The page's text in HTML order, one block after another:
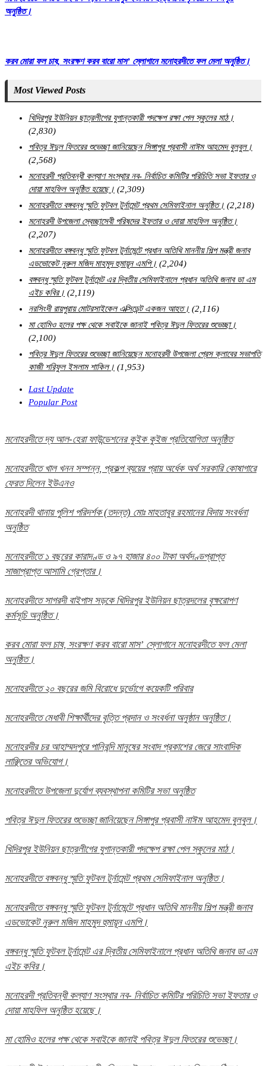
অনুষ্ঠিত।
করব মোরা ফল চাষ, সংরক্ষণ করব বারো মাস’ স্লোগানে মনোহরদীতে ফল মেলা অনুষ্ঠিত।
Most Viewed Posts
খিদিরপুর ইউনিয়ন ছাত্রলীগের যুগান্তকারী পদক্ষেপ রক্ষা পেল স্কুলের মাঠ।
(2,830)
পবিত্র ঈদুল ফিতরের শুভেচ্ছা জানিয়েছেন সিঙ্গাপুর প্রবাসী নাঈম আহমেদ বুলবুল।
(2,568)
মনোহরদী প্রতিবন্ধী কল্যাণ সংস্থার নব- নির্বাচিত কমিটির পরিচিতি সভা ইফতার ও
দোয়া মাহফিল অনুষ্ঠিত হয়েছে। (2,309)
মনোহরদীতে বঙ্গবন্ধু স্মৃতি ফুটবল টুর্নামেন্ট প্রথম সেমিফাইনাল অনুষ্ঠিত। (2,218)
মনোহরদী উপজেলা স্বেচ্ছাসেবী পরিষদের ইফতার ও দোয়া মাহফিল অনুষ্ঠিত।
(2,207)
মনোহরদীতে বঙ্গবন্ধু স্মৃতি ফুটবল টুর্নামেন্টে প্রধান অতিথি মাননীয় শিল্প মন্ত্রী জনাব
এডভোকেট নুরুল মজিদ মাহমুদ হুমায়ূন এমপি। (2,204)
বঙ্গবন্ধু স্মৃতি ফুটবল টুর্নামেন্ট এর দ্বিতীয় সেমিফাইনালে প্রধান অতিথি জনাব ডা এম
এইচ কবির। (2,119)
নরসিংদী রায়পুরায় মোটরসাইকেল এক্সিডেন্ট একজন আহত। (2,116)
মা হোমিও হলের পক্ষ থেকে সবাইকে জানাই পবিত্র ঈদুল ফিতরের শুভেচ্ছা।
(2,100)
পবিত্র ঈদুল ফিতরের শুভেচ্ছা জানিয়েছেন মনোহরদী উপজেলা প্রেস ক্লাবের সভাপতি
কাজী শরিফুল ইসলাম শাকিল। (1,953)
Last Update
Popular Post
মনোহরদীতে দ্য আল-হেরা ফাউন্ডেশনের কুইক কুইজ প্রতিযোগিতা অনুষ্ঠিত
মনোহরদীতে খাল খনন সম্পন্ন, প্রকল্প ব্যয়ের প্রায় অর্ধেক অর্থ সরকারি কোষাগারে
ফেরত দিলেন ইউএনও
মনোহরদী থানায় পুলিশ পরিদর্শক (তদন্ত) মোঃ মাহতাবুর রহমানের বিদায় সংবর্ধনা
অনুষ্ঠিত
মনোহরদীতে ১ বছরের কারাদণ্ড ও ৯৭ হাজার ৪০০ টাকা অর্থদণ্ডপ্রাপ্ত
সাজাপ্রাপ্ত আসামি গ্রেপ্তার।
মনোহরদীতে সাগরদী বাইপাস সড়কে খিদিরপুর ইউনিয়ন ছাত্রদলের বৃক্ষরোপণ
কর্মসূচি অনুষ্ঠিত।
করব মোরা ফল চাষ, সংরক্ষণ করব বারো মাস’ স্লোগানে মনোহরদীতে ফল মেলা
অনুষ্ঠিত।
মনোহরদীতে ২০ বছরের জমি বিরোধে দুর্ভোগে কয়েকটি পরিবার
মনোহরদীতে মেধাবী শিক্ষার্থীদের বৃত্তি প্রদান ও সংবর্ধনা অনুষ্ঠান অনুষ্ঠিত।
মনোহরদীর চর আহাম্মদপুরে পানিবন্দি মানুষের সংবাদ প্রকাশের জেরে সাংবাদিক
লাঞ্ছিতের অভিযোগ।
মনোহরদীতে উপজেলা দুর্যোগ ব্যবস্থাপনা কমিটির সভা অনুষ্ঠিত
পবিত্র ঈদুল ফিতরের শুভেচ্ছা জানিয়েছেন সিঙ্গাপুর প্রবাসী নাঈম আহমেদ বুলবুল।
খিদিরপুর ইউনিয়ন ছাত্রলীগের যুগান্তকারী পদক্ষেপ রক্ষা পেল স্কুলের মাঠ।
মনোহরদীতে বঙ্গবন্ধু স্মৃতি ফুটবল টুর্নামেন্ট প্রথম সেমিফাইনাল অনুষ্ঠিত।
মনোহরদীতে বঙ্গবন্ধু স্মৃতি ফুটবল টুর্নামেন্টে প্রধান অতিথি মাননীয় শিল্প মন্ত্রী জনাব
এডভোকেট নুরুল মজিদ মাহমুদ হুমায়ূন এমপি।
বঙ্গবন্ধু স্মৃতি ফুটবল টুর্নামেন্ট এর দ্বিতীয় সেমিফাইনালে প্রধান অতিথি জনাব ডা এম
এইচ কবির।
মনোহরদী প্রতিবন্ধী কল্যাণ সংস্থার নব- নির্বাচিত কমিটির পরিচিতি সভা ইফতার ও
দোয়া মাহফিল অনুষ্ঠিত হয়েছে।
মা হোমিও হলের পক্ষ থেকে সবাইকে জানাই পবিত্র ঈদুল ফিতরের শুভেচ্ছা।